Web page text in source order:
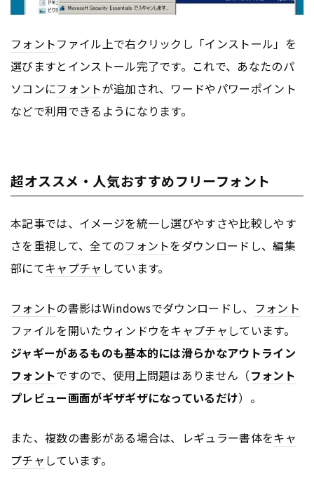
フォントファイル上で右クリックし「インストール」を
選びますとインストール完了です。これで、あなたのパ
ソコンにフォントが追加され、ワードやパワーポイント
などで利用できるようになります。
超オススメ・人気おすすめフリーフォント
本記事では、イメージを統一し選びやすさや比較しやす
さを重視して、全てのフォントをダウンロードし、編集
部にてキャプチャ しています。
フォントの書影はWindowsでダウンロードし、 フォント
ファイルを開いたウィンドウをキャプチャ しています。
ジャギーがあるものも基本的には滑らかなアウトライン
フォントですので、使用上問題はありません（フォント
プレビュー画面がギザギザになっているだけ）。
また、複数の書影がある場合は、レギュラー書体をキャ
プチャ しています。